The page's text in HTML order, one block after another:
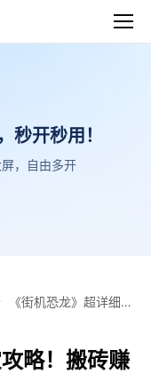
秒开秒用！
，自由多开
《街机恐龙》超详细打
略！搬砖赚